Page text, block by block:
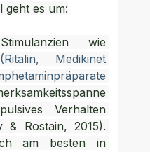
geht es um:
Medikinet
Verhalten
& Rostain, 2015).
am besten in